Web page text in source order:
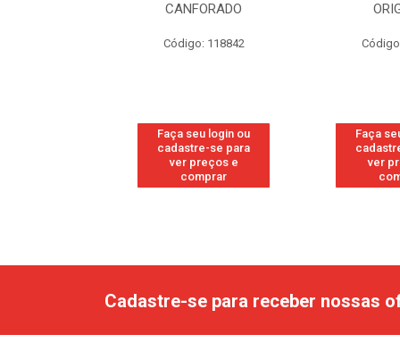
ORIGINAL
Código: 118877
Faça seu login ou
cadastre-se para
ver preços e
comprar
Faça
Cadastre-se para receber nossas